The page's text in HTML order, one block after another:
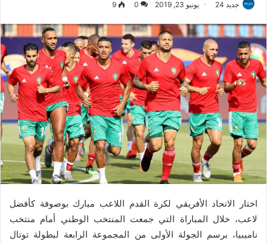
جديد 24 يونيو 23, 2019 0
9
اختار الاتحاد الأفريقي لكرة القدم اللاعب مبارك بوصوفة كأفضل
لاعب، خلال المباراة التي جمعت المنتخب الوطني أمام منتخب
ناميبيا، برسم الجولة الأولى من المجموعة الرابعة لبطولة توتال